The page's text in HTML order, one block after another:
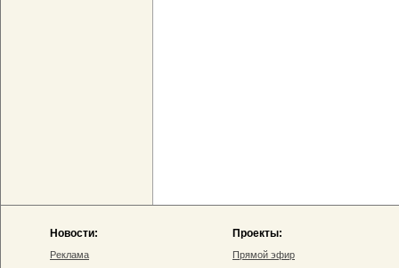
Новости:
Реклама
Проекты:
Прямой эфир